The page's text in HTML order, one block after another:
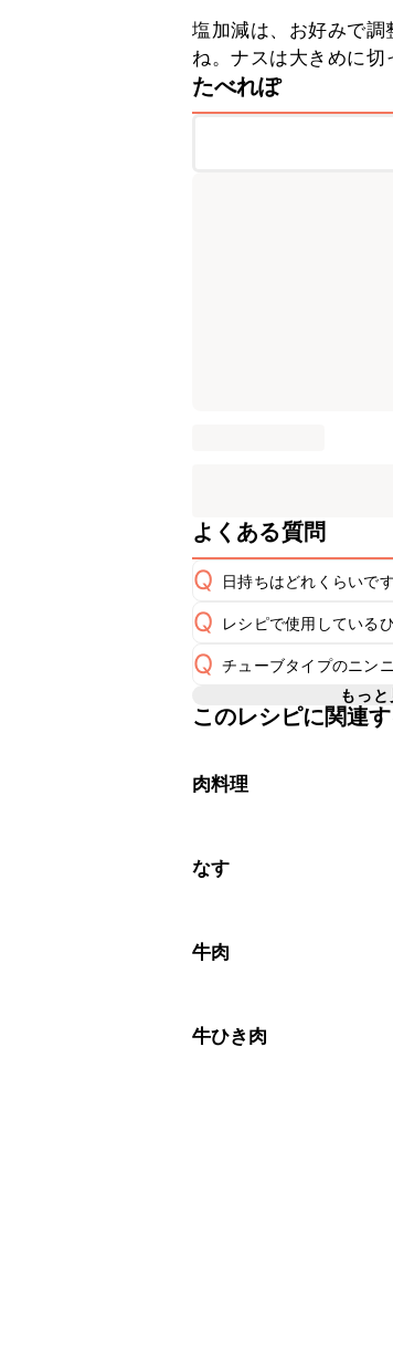
塩加減は、お好みで調
ね。ナスは大きめに切
たべれぽ
よくある質問
Q 日持ちはどれくらいで
A
保存期間は冷蔵で翌日
※日持ちは目安です。
Q レシピで使用している
A
Q チューブタイプのニン
A チューブタイプのニン
もっと
このレシピに関連
肉料理
なす
牛肉
牛ひき肉